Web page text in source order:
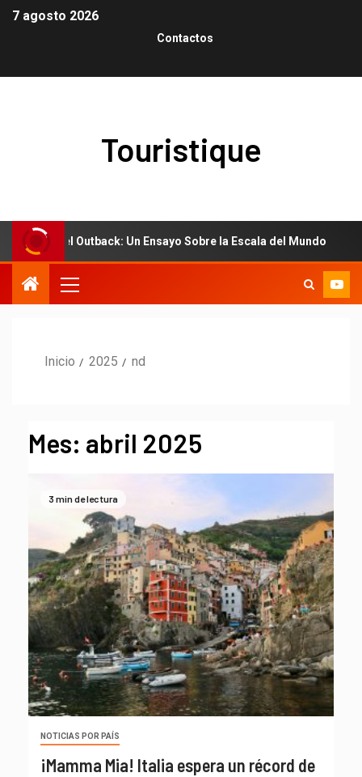
7 agosto 2026
Contactos
Touristique
del Outback: Un Ensayo Sobre la Escala del Mundo
Inicio 2025 nd
Mes: abril 2025
3 min de lectura
NOTICIAS POR PAÍS
¡Mamma Mia! Italia espera un récord de